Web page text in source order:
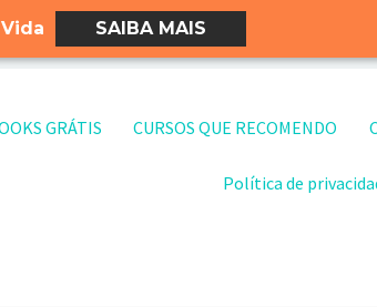
SAIBA MAIS
GRÁTIS CURSOS QUE RECOMENDO
Política de